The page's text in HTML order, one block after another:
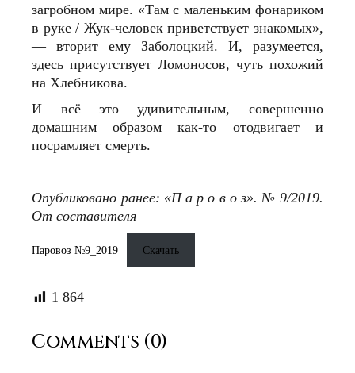
загробном мире. «Там с маленьким фонариком
в руке / Жук-человек приветствует знакомых»,
— вторит ему Заболоцкий. И, разумеется,
здесь присутствует Ломоносов, чуть похожий
на Хлебникова.
И всё это удивительным, совершенно
домашним образом как-то отодвигает и
посрамляет смерть.
Опубликовано ранее: «П а р о в о з». № 9/2019.
От составителя
Паровоз №9_2019 Скачать
1 864
Comments (0)